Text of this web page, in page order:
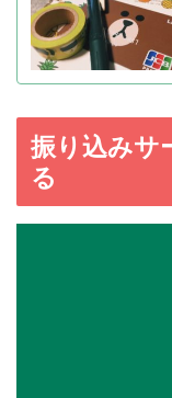
振り込みサ
る